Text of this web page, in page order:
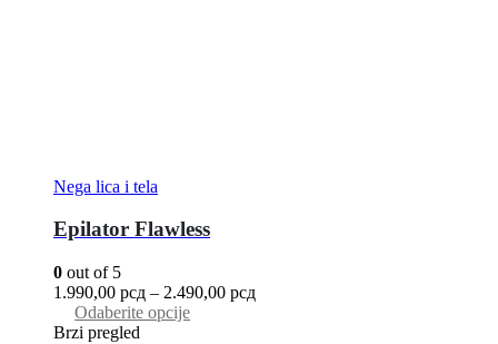
Nega lica i tela
Epilator Flawless
0 out of 5
1.990,00 рсд – 2.490,00 рсд
Odaberite opcije
Brzi pregled